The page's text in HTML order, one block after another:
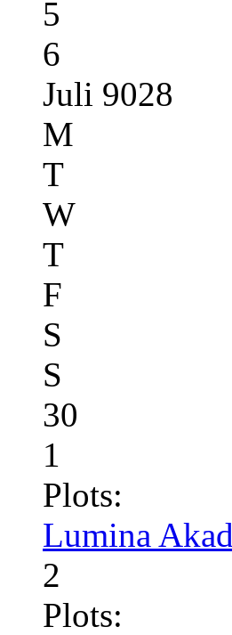
5
6
Juli 9028
M
T
W
T
F
S
S
30
1
Plots:
Lumina
2
Plots: